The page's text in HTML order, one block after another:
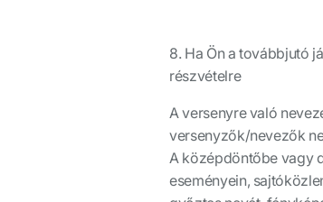
8. Ha Ön a továbbjutó
részvételre
A versenyre való
versenyzők/nevezők
A középdöntőbe vagy
eseményein,